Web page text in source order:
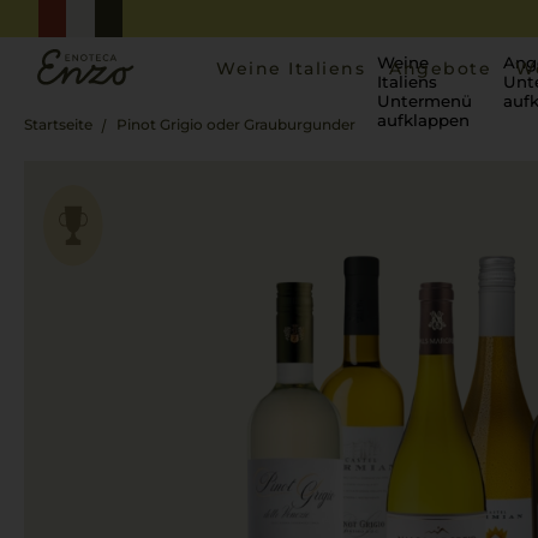
Weine Italiens
Weine
Italiens
Untermenü
aufklappen
Angebote
Startseite Pinot Grigio oder Grauburgunder